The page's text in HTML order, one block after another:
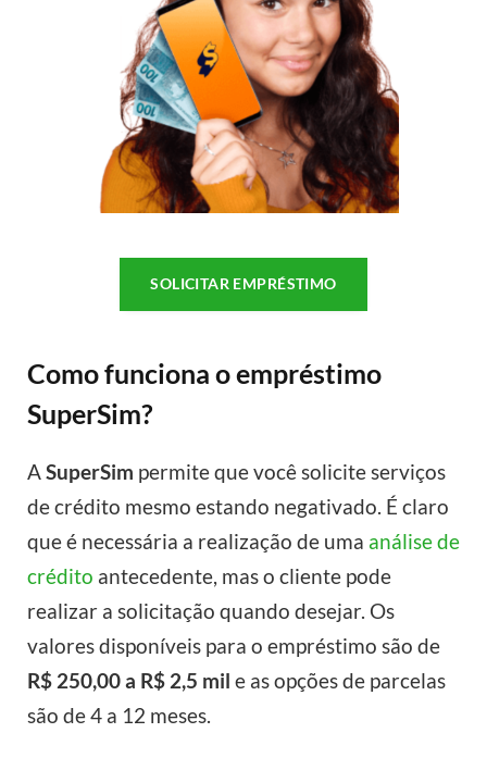
SOLICITAR EMPRÉSTIMO
Como funciona o empréstimo
SuperSim?
ASuperSim permite que você solicite serviços
de crédito mesmo estando negativado. É claro
que é necessária a realização de uma análise de
crédito antecedente, mas o cliente pode
realizar a solicitação quando desejar. Os
valores disponíveis para o empréstimo são de
R$ 250,00 a R$ 2,5 mil e as opções de parcelas
são de 4 a 12 meses.